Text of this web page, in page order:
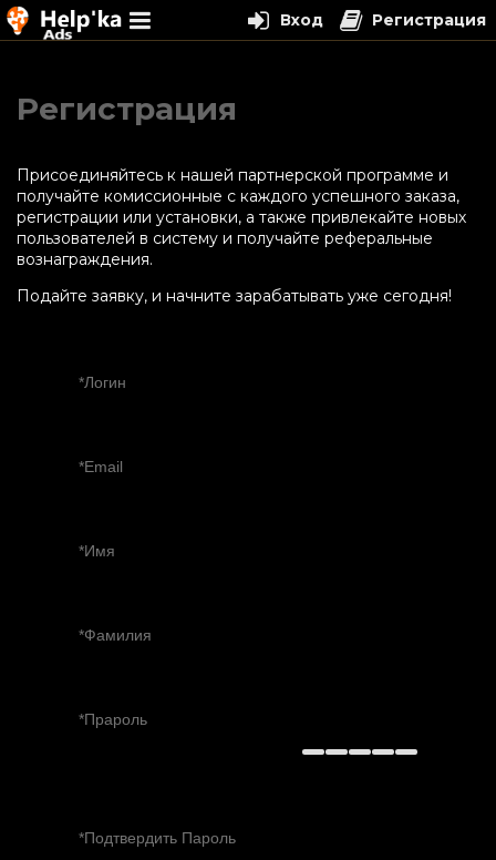
содержимому
Регистрация
Присоединяйтесь к нашей партнерской программе и
получайте комиссионные с каждого успешного заказа,
регистрации или установки, а также привлекайте новых
пользователей в систему и получайте реферальные
вознаграждения.
Подайте заявку, и начните зарабатывать уже сегодня!
Вход Регистрация